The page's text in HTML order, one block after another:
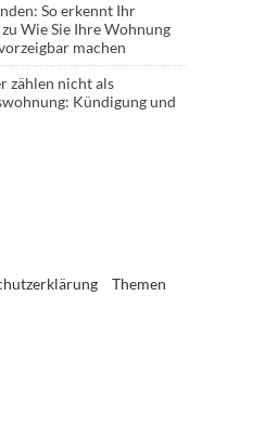
So erkennt Ihr
zu Wie Sie Ihre Wohnung
machen
zählen nicht als
Kündigung und
Themen